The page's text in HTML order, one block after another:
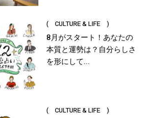
( CULTURE & LIFE )
8月がスタート！あなたの
本質と運勢は？自分らしさ
を形にして...
( CULTURE & LIFE )